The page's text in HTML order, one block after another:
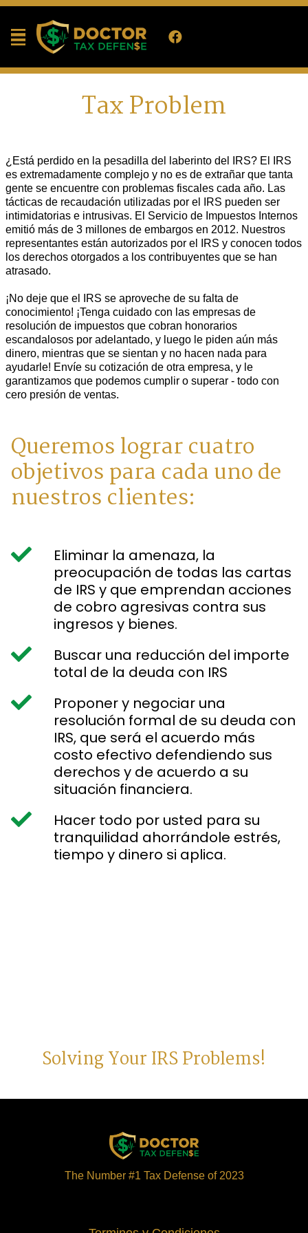
Tax Problem
¿Está perdido en la pesadilla del laberinto del IRS? El IRS
es extremadamente complejo y no es de extrañar que tanta
gente se encuentre con problemas fiscales cada año. Las
tácticas de recaudación utilizadas por el IRS pueden ser
intimidatorias e intrusivas. El Servicio de Impuestos Internos
emitió más de 3 millones de embargos en 2012. Nuestros
representantes están autorizados por el IRS y conocen todos
los derechos otorgados a los contribuyentes que se han
atrasado.
¡No deje que el IRS se aproveche de su falta de
conocimiento! ¡Tenga cuidado con las empresas de
resolución de impuestos que cobran honorarios
escandalosos por adelantado, y luego le piden aún más
dinero, mientras que se sientan y no hacen nada para
ayudarle! Envíe su cotización de otra empresa, y le
garantizamos que podemos cumplir o superar - todo con
cero presión de ventas.
Queremos lograr cuatro
objetivos para cada uno de
nuestros clientes:
Eliminar la amenaza, la
preocupación de todas las cartas
de IRS y que emprendan acciones
de cobro agresivas contra sus
ingresos y bienes.
Buscar una reducción del importe
total de la deuda con IRS
Proponer y negociar una
resolución formal de su deuda con
IRS, que será el acuerdo más
costo efectivo defendiendo sus
derechos y de acuerdo a su
situación financiera.
Hacer todo por usted para su
tranquilidad ahorrándole estrés,
tiempo y dinero si aplica.
Solving Your IRS Problems!
The Number #1 Tax Defense of 2023